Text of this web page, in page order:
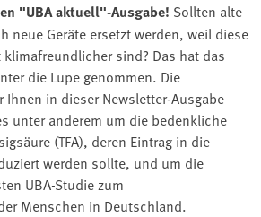
"UBA aktuell"-Ausgabe! Sollten alte
neue Geräte ersetzt werden, weil diese
sind? Das hat das
die Lupe genommen. Die
Ihnen in dieser Newsletter-Ausgabe
unter anderem um die bedenkliche
(TFA), deren Eintrag in die
werden sollte, und um die
UBA-Studie zum
Menschen in Deutschland.